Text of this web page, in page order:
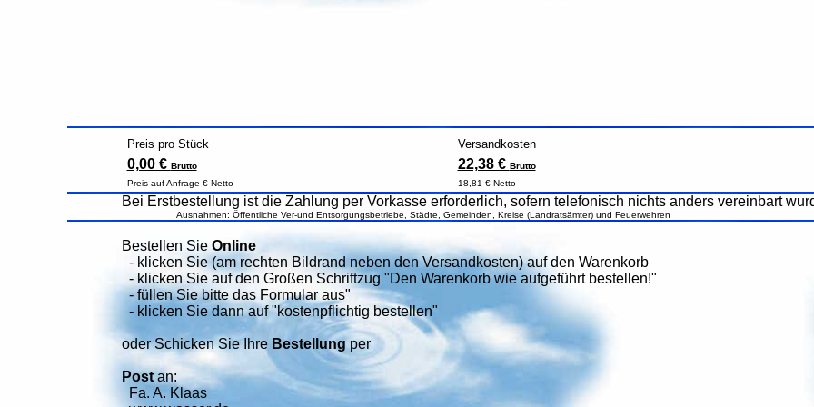
Preis pro Stück Versandkosten
0,00 € Brutto 22,38 € Brutto
Preis auf Anfrage € Netto
18,81 € Netto
Bei Erstbestellung ist die Zahlung per Vorkasse erforderlich, sofern telefonisch nichts anders vereinbart
Ausnahmen: Öffentliche Ver-und Entsorgungsbetriebe, Städte, Gemeinden, Kreise (Landratsämter) und Feuerwehren
Bestellen Sie Online
- klicken Sie (am rechten Bildrand neben den Versandkosten) auf den Warenkorb
- klicken Sie auf den Großen Schriftzug "Den Warenkorb wie aufgeführt bestellen!"
- füllen Sie bitte das Formular aus"
- klicken Sie dann auf "kostenpflichtig bestellen"
oder Schicken Sie Ihre Bestellung per
Postan:
Fa. A. Klaas